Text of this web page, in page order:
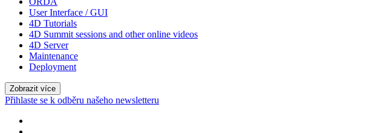
User Interface / GUI
4D Tutorials
4D Summit sessions and other online videos
4D Server
Maintenance
Deployment
Zobrazit více
Přihlaste se k odběru našeho newsletteru